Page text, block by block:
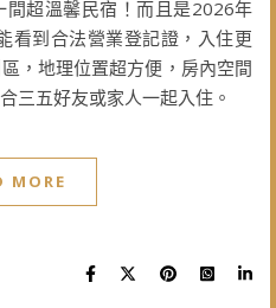
看到合法營業登記證，入住更
，地理位置超方便，房內空間
三五好友或家人一起入住。
MORE